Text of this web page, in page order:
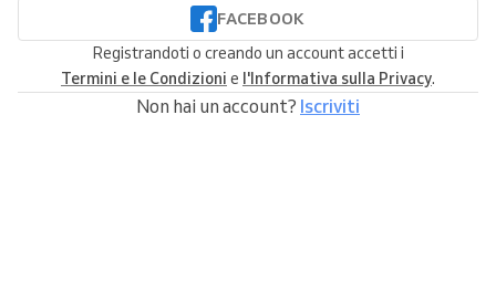
FACEBOOK
Registrandoti o creando un account accetti i
Termini e le Condizioni e l'Informativa sulla Privacy.
Non hai un account? Iscriviti